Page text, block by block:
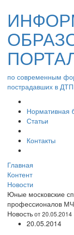
по современным
пострадавших в ДТП
Нормативная
Статьи
Контакты
Главная
Контент
Новости
Юные московские
профессионалов
Новостьот 20.05.2014
20.05.2014